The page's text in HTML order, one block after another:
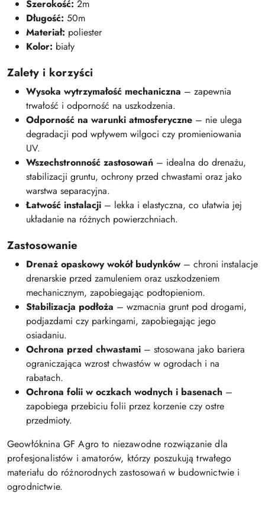
Szerokość: 2m
Długość: 50m
Materiał: poliester
Kolor: biały
Zalety i korzyści
Wysoka wytrzymałość mechaniczna – zapewnia
trwałość i odporność na uszkodzenia.
Odporność na warunki atmosferyczne – nie ulega
degradacji pod wpływem wilgoci czy promieniowania
UV.
Wszechstronność zastosowań – idealna do drenażu,
stabilizacji gruntu, ochrony przed chwastami oraz jako
warstwa separacyjna.
Łatwość instalacji – lekka i elastyczna, co ułatwia jej
układanie na różnych powierzchniach.
Zastosowanie
Drenaż opaskowy wokół budynków – chroni instalacje
drenarskie przed zamuleniem oraz uszkodzeniem
mechanicznym, zapobiegając podtopieniom.
Stabilizacja podłoża – wzmacnia grunt pod drogami,
podjazdami czy parkingami, zapobiegając jego
osiadaniu.
Ochrona przed chwastami – stosowana jako bariera
ograniczająca wzrost chwastów w ogrodach i na
rabatach.
Ochrona folii w oczkach wodnych i basenach –
zapobiega przebiciu folii przez korzenie czy ostre
przedmioty.
Geowłóknina GF Agro to niezawodne rozwiązanie dla
profesjonalistów i amatorów, którzy poszukują trwałego
materiału do różnorodnych zastosowań w budownictwie i
ogrodnictwie.